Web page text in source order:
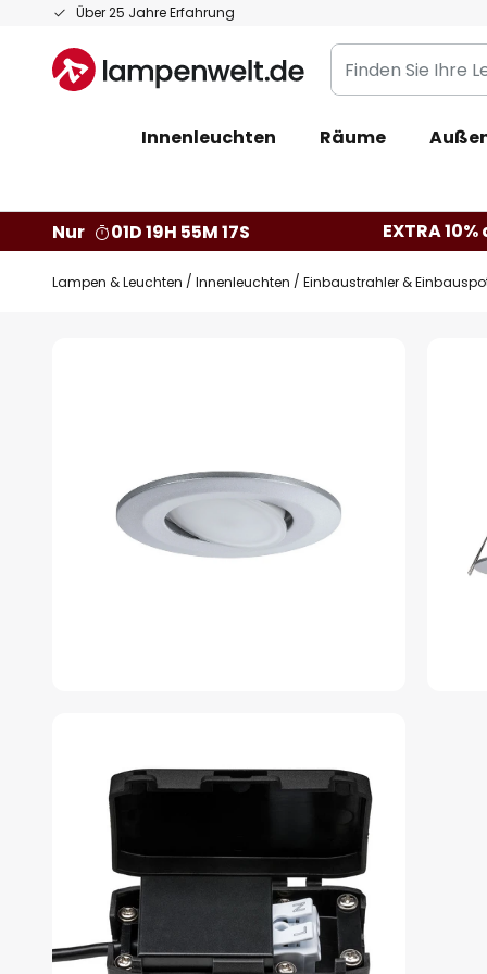
Über 25 Jahre Erfahrung
Zum
springen
Finden
Sie
Leuchte...
Innenleuchten Räume
Nur
01D 19H 55M 16S EXTRA
Lampen & Leuchten Innenleuchten Einbaustrahler &